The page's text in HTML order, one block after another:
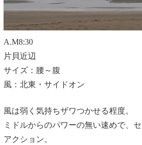
A.M8:30
片貝近辺
サイズ：腰～腹
風：北東・サイドオン
風は弱く気持ちザワつかせる程度。
ミドルからのパワーの無い速めで、
アクション。